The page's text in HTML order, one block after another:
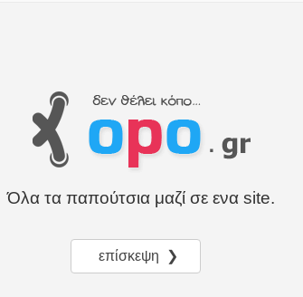
Όλα τα παπούτσια μαζί σε ενα site.
επίσκεψη ❯